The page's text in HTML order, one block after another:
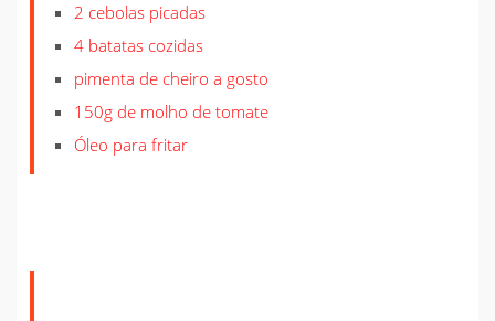
2 cebolas picadas
4 batatas cozidas
pimenta de cheiro a gosto
150g de molho de tomate
Óleo para fritar